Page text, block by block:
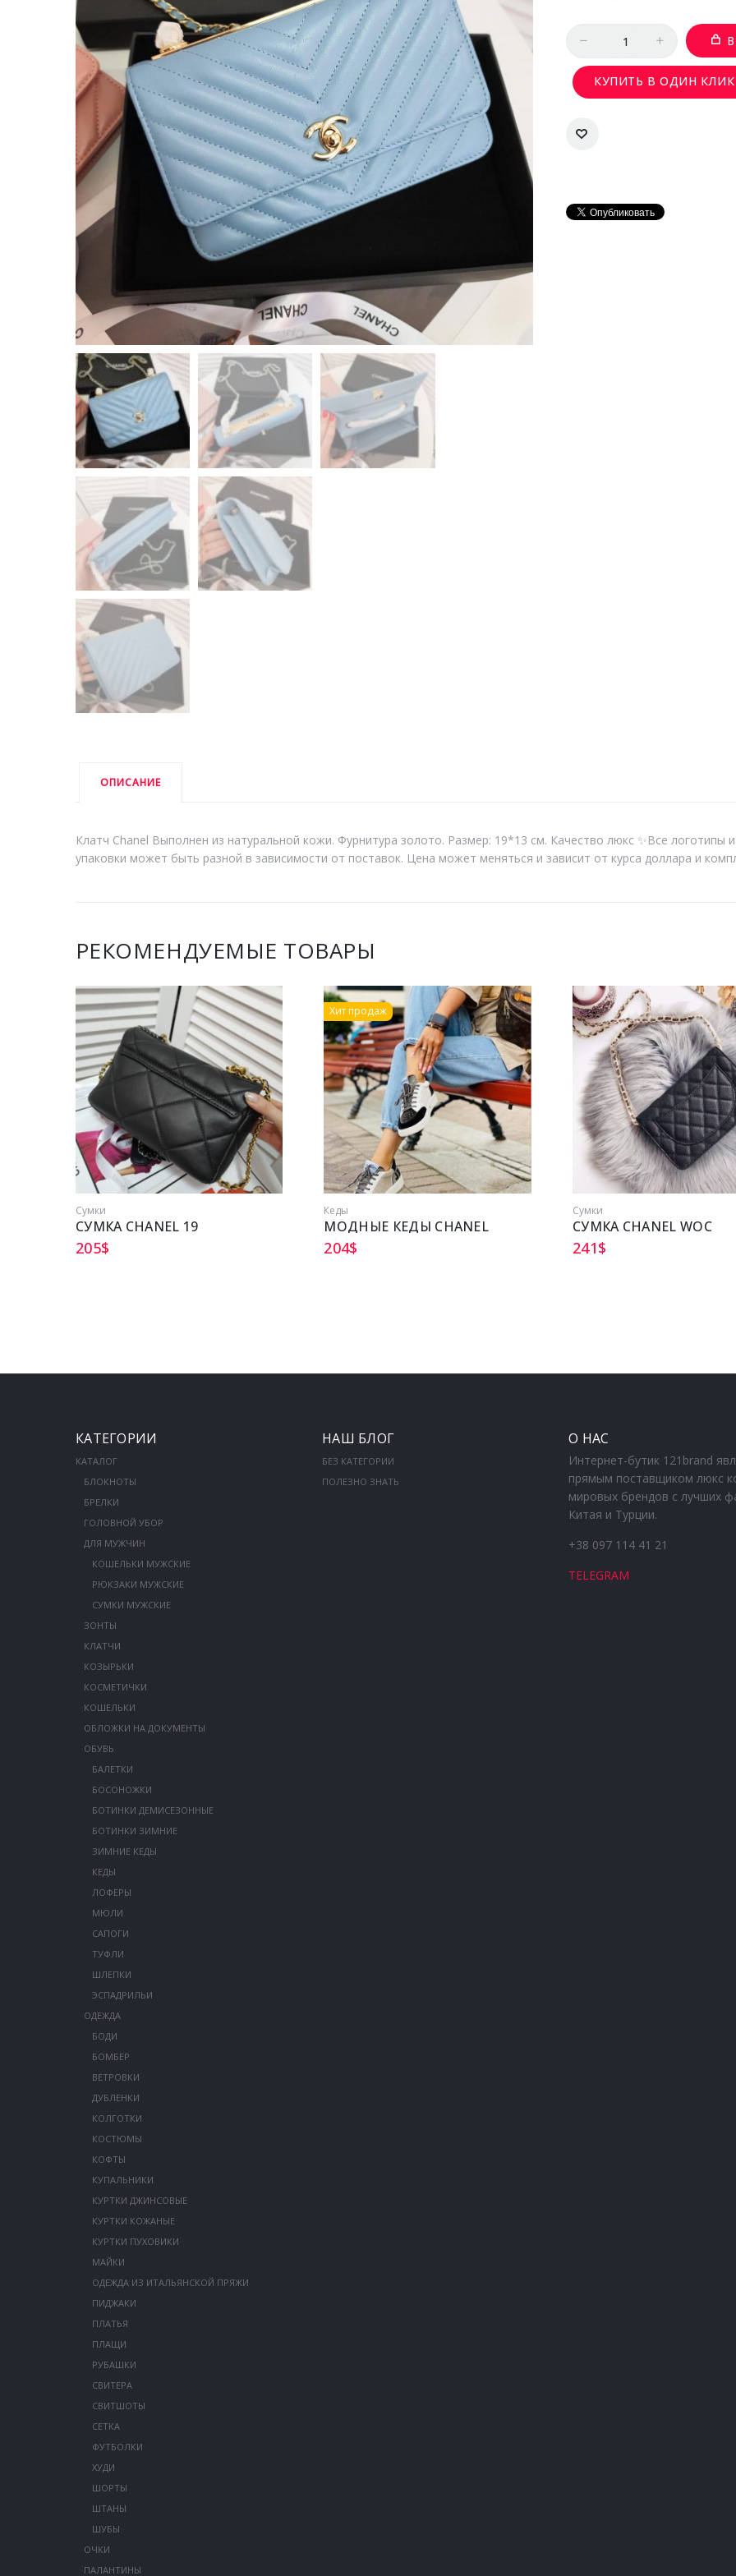
КУПИТЬ В ОДИН КЛИК
ОПИСАНИЕ
Клатч Chanel Выполнен из натуральной кожи. Фурнитура золото. Размер: 19*13 см. Качество люкс ✨Все логотипы
упаковки может быть разной в зависимости от поставок. Цена может меняться и зависит от курса доллара и
РЕКОМЕНДУЕМЫЕ ТОВАРЫ
Сумки
СУМКА CHANEL 19
205$
Хит продаж
Кеды
МОДНЫЕ КЕДЫ CHANEL
204$
Сумки
СУМКА CHANEL WOC
241$
КАТЕГОРИИ
КАТАЛОГ
БЛОКНОТЫ
БРЕЛКИ
ГОЛОВНОЙ УБОР
ДЛЯ МУЖЧИН
КОШЕЛЬКИ МУЖСКИЕ
РЮКЗАКИ МУЖСКИЕ
СУМКИ МУЖСКИЕ
ЗОНТЫ
КЛАТЧИ
КОЗЫРЬКИ
КОСМЕТИЧКИ
КОШЕЛЬКИ
ОБЛОЖКИ НА ДОКУМЕНТЫ
ОБУВЬ
БАЛЕТКИ
БОСОНОЖКИ
БОТИНКИ ДЕМИСЕЗОННЫЕ
БОТИНКИ ЗИМНИЕ
ЗИМНИЕ КЕДЫ
КЕДЫ
ЛОФЕРЫ
МЮЛИ
САПОГИ
ТУФЛИ
ШЛЕПКИ
ЭСПАДРИЛЬИ
ОДЕЖДА
БОДИ
БОМБЕР
ВЕТРОВКИ
ДУБЛЕНКИ
КОЛГОТКИ
КОСТЮМЫ
КОФТЫ
КУПАЛЬНИКИ
КУРТКИ ДЖИНСОВЫЕ
КУРТКИ КОЖАНЫЕ
КУРТКИ ПУХОВИКИ
МАЙКИ
ОДЕЖДА ИЗ ИТАЛЬЯНСКОЙ ПРЯЖИ
ПИДЖАКИ
ПЛАТЬЯ
ПЛАЩИ
РУБАШКИ
СВИТЕРА
СВИТШОТЫ
СЕТКА
ФУТБОЛКИ
ХУДИ
ШОРТЫ
ШТАНЫ
ШУБЫ
ОЧКИ
ПАЛАНТИНЫ
НАШ БЛОГ
БЕЗ КАТЕГОРИИ
ПОЛЕЗНО ЗНАТЬ
О НАС
Интернет-бутик 121brand
прямым поставщиком люкс
мировых брендов с лучших
Китая и Турции.
+38 097 114 41 21
TELEGRAM